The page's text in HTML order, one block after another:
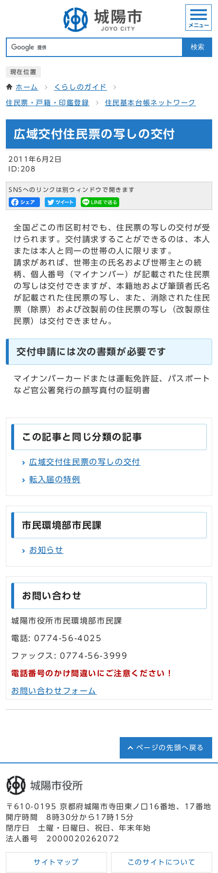
検索
メニュー
現在位置
ホーム くらしのガイド
住民票・戸籍・印鑑登録 住民基本台帳ネットワーク
広域交付住民票の写しの交付
2011年6月2日
ID:208
SNSへのリンクは別ウィンドウで開きます
全国どこの市区町村でも、住民票の写しの交付が受
けられます。交付請求することができるのは、本人
または本人と同一の世帯の人に限ります。
請求があれば、世帯主の氏名および世帯主との続
柄、個人番号（マイナンバー）が記載された住民票
の写しは交付できますが、本籍地および筆頭者氏名
が記載された住民票の写し、また、消除された住民
票（除票）および改製前の住民票の写し（改製原住
民票）は交付できません。
交付申請には次の書類が必要です
マイナンバーカードまたは運転免許証、パスポート
など官公署発行の顔写真付の証明書
この記事と同じ分類の記事
広域交付住民票の写しの交付
転入届の特例
市民環境部市民課
お知らせ
お問い合わせ
城陽市役所市民環境部市民課
電話: 0774-56-4025
ファックス: 0774-56-3999
電話番号のかけ間違いにご注意ください！
お問い合わせフォーム
ページの先頭へ戻る
〒610-0195 京都府城陽市寺田東ノ口16番地、17番地
開庁時間 8時30分から17時15分
閉庁日 土曜・日曜日、祝日、年末年始
法人番号 2000020262072
サイトマップ このサイトについて